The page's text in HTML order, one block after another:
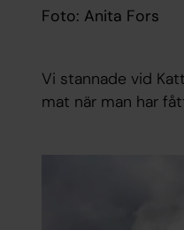
Foto: Anita Fors
Vi stannade vid
mat när man har